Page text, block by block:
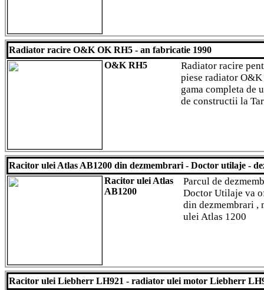
Radiator racire O&K OK RH5 - an fabricatie 1990
O&K RH5
Radiator racire
piese radiator
gama completa de
de constructii la
Racitor ulei Atlas AB1200 din dezmembrari - Doctor utilaje -
Racitor ulei Atlas
AB1200
Parcul de
Doctor Utilaje va
din dezmembrari ,
ulei Atlas 1200
Racitor ulei Liebherr LH921 - radiator ulei motor Liebherr